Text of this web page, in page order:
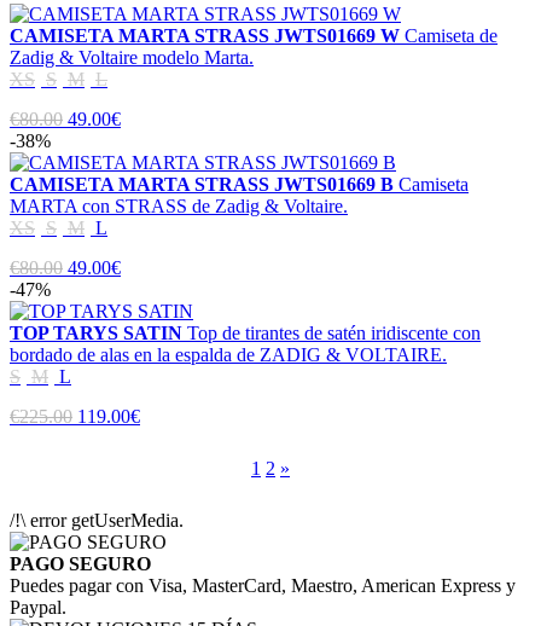
CAMISETA MARTA STRASS JWTS01669 W Camiseta de
Zadig & Voltaire modelo Marta.
XS S M L
€80.00 49.00€
-38%
CAMISETA MARTA STRASS JWTS01669 B Camiseta
MARTA con STRASS de Zadig & Voltaire.
XS S M L
€80.00 49.00€
-47%
TOP TARYS SATIN Top de tirantes de satén iridiscente con
bordado de alas en la espalda de ZADIG & VOLTAIRE.
S M L
€225.00 119.00€
1 2 »
/!\ error getUserMedia.
PAGO SEGURO
Puedes pagar con Visa, MasterCard, Maestro, American Express y
Paypal.